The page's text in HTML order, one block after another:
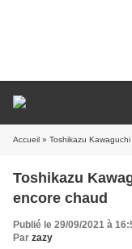
Accueil » Toshikazu
Toshikazu
encore chaud
Publié le 29/09/2021 à
Par zazy